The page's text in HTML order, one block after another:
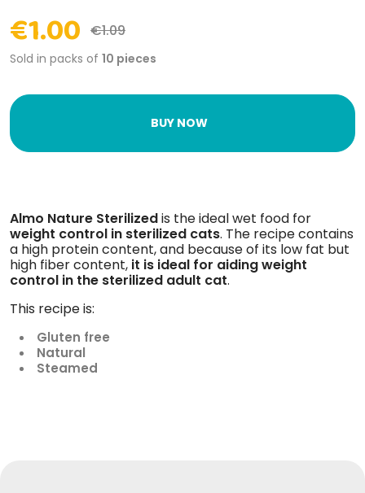
€1.00 €1.09
Sold in packs of 10 pieces
BUY NOW
Almo Nature Sterilizedis the ideal wet food for
weight control in sterilized cats. The recipe contains
a high protein content, and because of its low fat but
high fiber content, it is ideal for aiding weight
control in the sterilized adult cat.
This recipe is:
Gluten free
Natural
Steamed